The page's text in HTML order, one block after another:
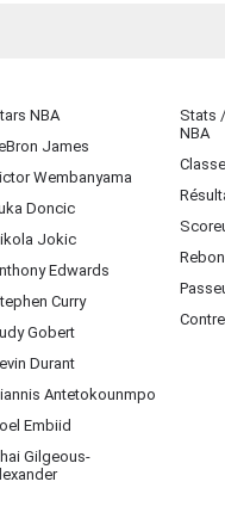
NBA
James
Wembanyama
Doncic
Jokic
Edwards
Curry
Gobert
Durant
Antetokounmpo
Embiid
Gilgeous-
Stats
NBA